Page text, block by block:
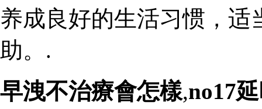
养成良好的生活习惯，
助。.
早洩不治療會怎樣,no17